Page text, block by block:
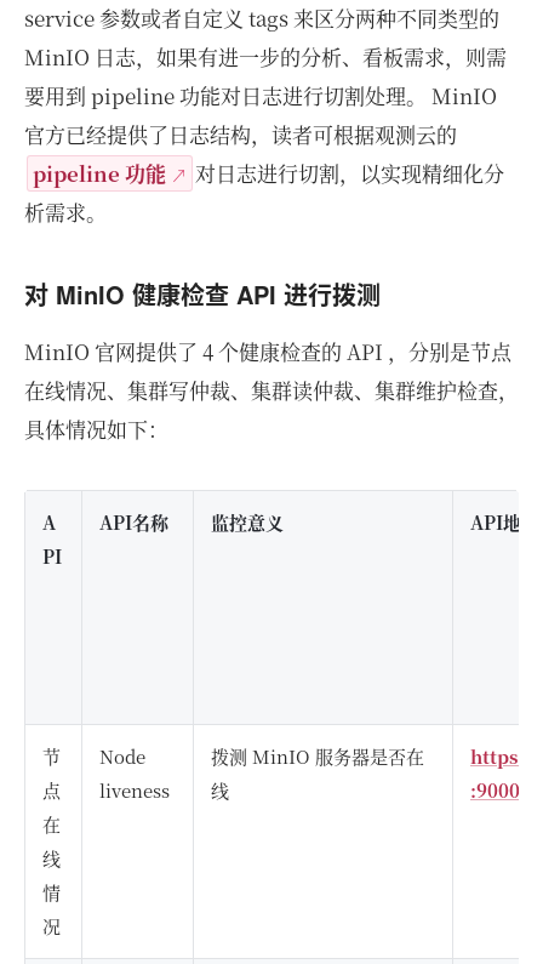
service 参数或者自定义 tags 来区分两种不同类型的
MinIO 日志，如果有进一步的分析、看板需求，则需
要用到 pipeline 功能对日志进行切割处理。 MinIO
官方已经提供了日志结构，读者可根据观测云的
pipeline 功能
对日志进行切割，以实现精细化分
析需求。
对 MinIO 健康检查 API 进行拨测
MinIO 官网提供了 4 个健康检查的 API ，分别是节点
在线情况、集群写仲裁、集群读仲裁、集群维护检查，
具体情况如下：
A
PI
API名称 监控意义 API地址
节
点
在
线
情
况
Node
liveness
拨测 MinIO 服务器是否在
线
https://
:9000/